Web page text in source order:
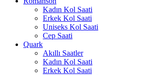
Kadın Kol Saati
Erkek Kol Saati
Uniseks Kol Saati
Cep Saati
Quark
Akıllı Saatler
Kadın Kol Saati
Erkek Kol Saati